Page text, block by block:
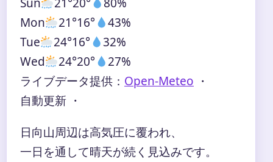
Mon
21°16°
43%
Tue
24°16°
32%
Wed
24°20°
27%
ライブデータ提供： Open-Meteo ・
自動更新 ・
日向山周辺は高気圧に覆われ、
一日を通して晴天が続く見込みです。